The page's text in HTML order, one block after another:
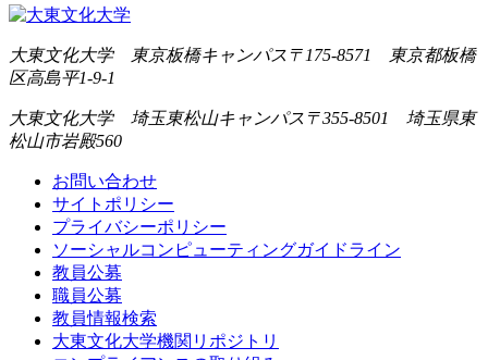
大東文化大学 東京板橋キャンパス 〒175-8571 東京都板橋
区高島平1-9-1
大東文化大学 埼玉東松山キャンパス 〒355-8501 埼玉県東
松山市岩殿560
お問い合わせ
サイトポリシー
プライバシーポリシー
ソーシャルコンピューティングガイドライン
教員公募
職員公募
教員情報検索
大東文化大学機関リポジトリ